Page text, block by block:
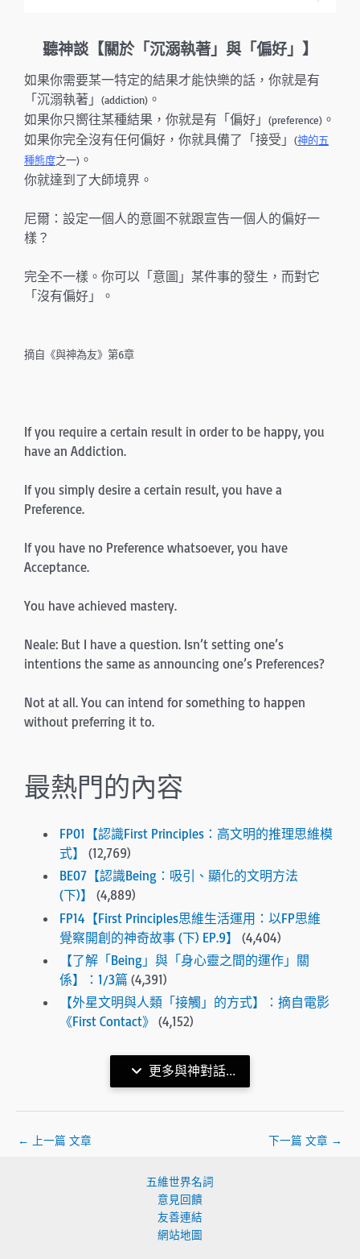
聽神談【關於「沉溺執著」與「偏好」】
如果你需要某一特定的結果才能快樂的話，你就是有
「沉溺執著」
(addiction) 。
如果你只嚮往某種結果，你就是有「偏好」
(preference) 。
如果你完全沒有任何偏好，你就具備了「接受」
(神的五
種態度之一) 。
你就達到了大師境界。
尼爾：設定一個人的意圖不就跟宣告一個人的偏好一
樣？
完全不一樣。你可以「意圖」某件事的發生，而對它
「沒有偏好」。
摘自《與神為友》第6章
If you require a certain result in order to be happy, you
have an Addiction.
If you simply desire a certain result, you have a
Preference.
If you have no Preference whatsoever, you have
Acceptance.
You have achieved mastery.
Neale: But I have a question. Isn’t setting one’s
intentions the same as announcing one’s Preferences?
Not at all. You can intend for something to happen
with­out preferring it to.
最熱門的內容
FP01【認識First Principles：高文明的推理思維模
式】
(12,769)
BE07【認識Being：吸引、顯化的文明方法
(下)】
(4,889)
FP14【First Principles思維生活運用：以FP思維
覺察開創的神奇故事 (下) EP.9】
(4,404)
【了解「Being」與「身心靈之間的運作」關
係】：1/3篇 (4,391)
【外星文明與人類「接觸」的方式】：摘自電影
《First Contact》
(4,152)
更多與神對話...
← 上一篇 文章 下一篇 文章 →
五維世界名詞
意見回饋
友善連結
網站地圖